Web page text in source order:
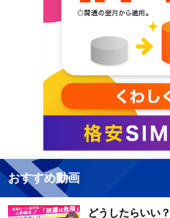
おすすめ動画
どうしたらいい